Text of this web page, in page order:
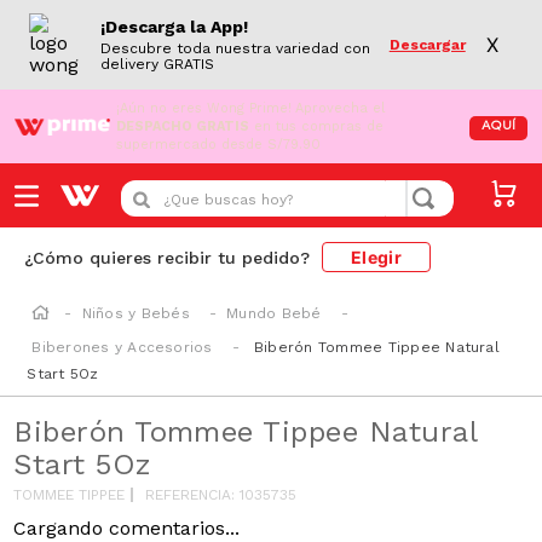
¡Descarga la App!
Descubre toda nuestra variedad con
delivery GRATIS
Descargar X
¡Aún no eres Wong Prime! Aprovecha el
DESPACHO GRATIS en tus compras de
supermercado desde S/79.90
AQUÍ
¿Que buscas hoy?
¿Cómo quieres recibir tu pedido? Elegir
Niños y Bebés
Mundo Bebé
Biberones y Accesorios
Biberón Tommee Tippee Natural
Start 5Oz
Biberón Tommee Tippee Natural
Start 5Oz
TOMMEE TIPPEE REFERENCIA:1035735